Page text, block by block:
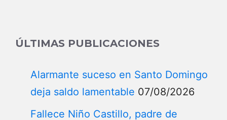
ÚLTIMAS PUBLICACIONES
Alarmante suceso en Santo Domingo
deja saldo lamentable 07/08/2026
Fallece Niño Castillo, padre de